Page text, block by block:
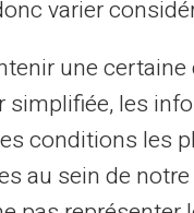
gérer son
carte même
:Comment avoir
cartes
varier
une
simplifiée, les
conditions les
au sein de